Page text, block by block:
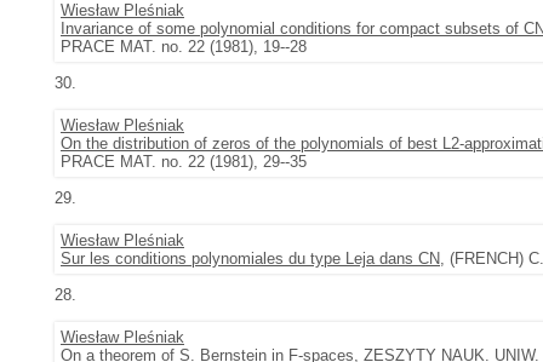
Wiesław Pleśniak
Invariance of some polynomial conditions for compact subsets of
PRACE MAT. no. 22 (1981), 19--28
30.
Wiesław Pleśniak
On the distribution of zeros of the polynomials of best L2-
PRACE MAT. no. 22 (1981), 29--35
29.
Wiesław Pleśniak
Sur les conditions polynomiales du type Leja dans CN, (FRENCH)
28.
Wiesław Pleśniak
On a theorem of S. Bernstein in F-spaces, ZESZYTY NAUK.